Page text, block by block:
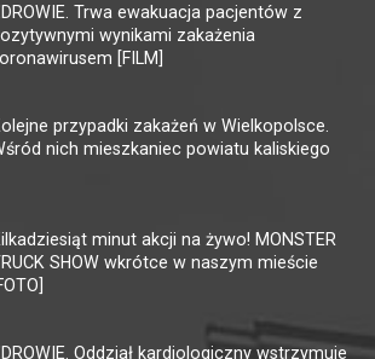
Trwa ewakuacja pacjentów z
wynikami zakażenia
[FILM]
przypadki zakażeń w Wielkopolsce.
nich mieszkaniec powiatu kaliskiego
minut akcji na żywo! MONSTER
SHOW wkrótce w naszym mieście
Oddział kardiologiczny wstrzymuje